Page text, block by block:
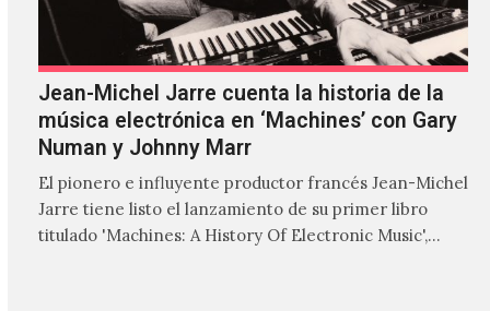
Jean-Michel Jarre cuenta la historia de la
música electrónica en ‘Machines’ con Gary
Numan y Johnny Marr
El pionero e influyente productor francés Jean-Michel
Jarre tiene listo el lanzamiento de su primer libro
titulado 'Machines: A History Of Electronic Music',